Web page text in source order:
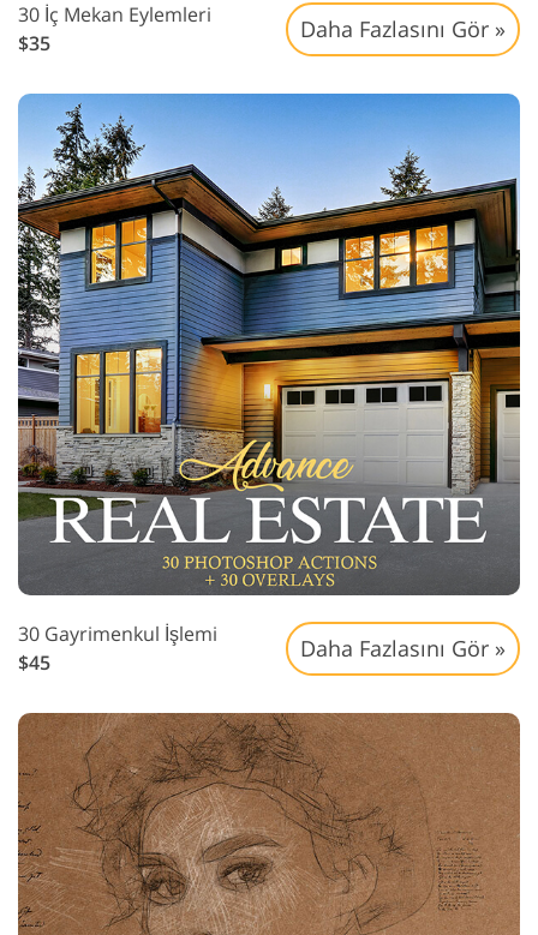
30 İç Mekan Eylemleri
$35
Daha Fazlasını Gör »
30 Gayrimenkul İşlemi
$45
Daha Fazlasını Gör »